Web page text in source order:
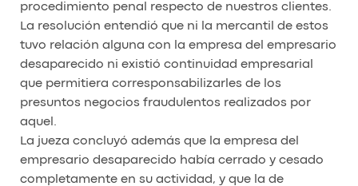
procedimiento penal respecto de nuestros clientes.
La resolución entendió que ni la mercantil de estos
tuvo relación alguna con la empresa del empresario
desaparecido ni existió continuidad empresarial
que permitiera corresponsabilizarles de los
presuntos negocios fraudulentos realizados por
aquel.
La jueza concluyó además que la empresa del
empresario desaparecido había cerrado y cesado
completamente en su actividad, y que la de